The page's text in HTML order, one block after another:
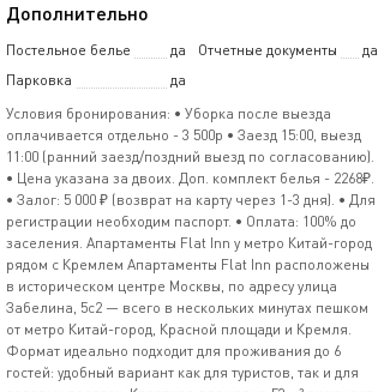
Дополнительно
Постельное белье да Отчетные документы
да
Парковка
да
Условия бронирования: • Уборка после выезда
оплачивается отдельно - 3 500р • Заезд 15:00, выезд
11:00 (ранний заезд/поздний выезд по согласованию).
• Цена указана за двоих. Доп. комплект белья - 2268₽.
• Залог: 5 000 ₽ (возврат на карту через 1-3 дня). • Для
регистрации необходим паспорт. • Оплата: 100% до
заселения. Апартаменты Flat Inn у метро Китай-город
рядом с Кремлем Апартаменты Flat Inn расположены
в историческом центре Москвы, по адресу улица
Забелина, 5с2 — всего в нескольких минутах пешком
от метро Китай-город, Красной площади и Кремля.
Формат идеально подходит для проживания до 6
гостей: удобный вариант как для туристов, так и для